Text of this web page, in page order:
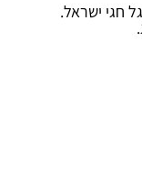
חגי ישראל.